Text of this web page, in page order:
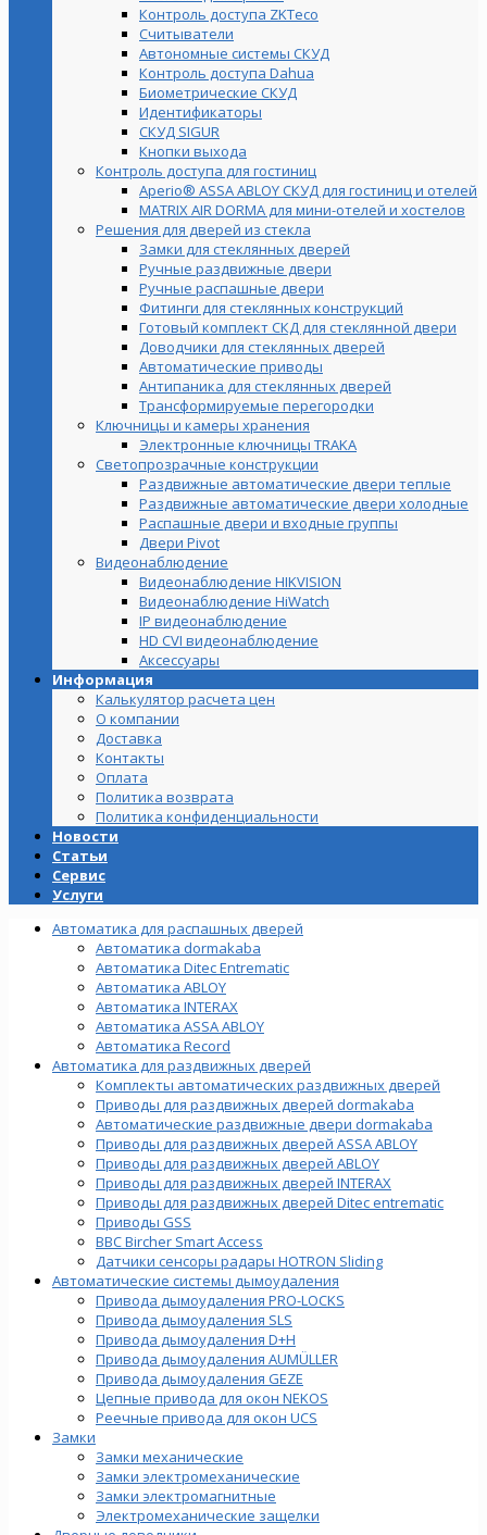
Контроль доступа ZKTeco
Считыватели
Автономные системы СКУД
Контроль доступа Dahua
Биометрические СКУД
Идентификаторы
СКУД SIGUR
Кнопки выхода
Контроль доступа для гостиниц
Aperio® ASSA ABLOY СКУД для гостиниц и отелей
MATRIX AIR DORMA для мини-отелей и хостелов
Решения для дверей из стекла
Замки для стеклянных дверей
Ручные раздвижные двери
Ручные распашные двери
Фитинги для стеклянных конструкций
Готовый комплект СКД для стеклянной двери
Доводчики для стеклянных дверей
Автоматические приводы
Антипаника для стеклянных дверей
Трансформируемые перегородки
Ключницы и камеры хранения
Электронные ключницы TRAKA
Светопрозрачные конструкции
Раздвижные автоматические двери теплые
Раздвижные автоматические двери холодные
Распашные двери и входные группы
Двери Pivot
Видеонаблюдение
Видеонаблюдение HIKVISION
Видеонаблюдение HiWatch
IP видеонаблюдение
HD CVI видеонаблюдение
Аксессуары
Информация
Калькулятор расчета цен
О компании
Доставка
Контакты
Оплата
Политика возврата
Политика конфиденциальности
Новости
Статьи
Сервис
Услуги
Автоматика для распашных дверей
Автоматика dormakaba
Автоматика Ditec Entrematic
Автоматика ABLOY
Автоматика INTERAX
Автоматика ASSA ABLOY
Автоматика Record
Автоматика для раздвижных дверей
Комплекты автоматических раздвижных дверей
Приводы для раздвижных дверей dormakaba
Автоматические раздвижные двери dormakaba
Приводы для раздвижных дверей ASSA ABLOY
Приводы для раздвижных дверей ABLOY
Приводы для раздвижных дверей INTERAX
Приводы для раздвижных дверей Ditec entrematic
Приводы GSS
BBC Bircher Smart Access
Датчики сенсоры радары HOTRON Sliding
Автоматические системы дымоудаления
Привода дымоудаления PRO-LOCKS
Привода дымоудаления SLS
Привода дымоудаления D+H
Привода дымоудаления AUMÜLLER
Привода дымоудаления GEZE
Цепные привода для окон NEKOS
Реечные привода для окон UСS
Замки
Замки механические
Замки электромеханические
Замки электромагнитные
Электромеханические защелки